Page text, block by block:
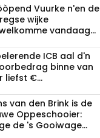
Vuurke n'en de
wijke
vandaag...
ICB aal d'n
binne van
liefst €...
van den Brink is de
Oppeschooier:
de 's Gooiwage...